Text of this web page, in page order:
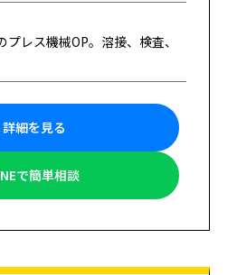
レス機械OP。溶接、検査、
詳細を見る
で簡単相談